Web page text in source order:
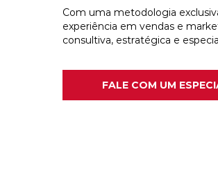
Com uma metodologia
experiência em vendas e
consultiva, estratégica e
FALE COM UM